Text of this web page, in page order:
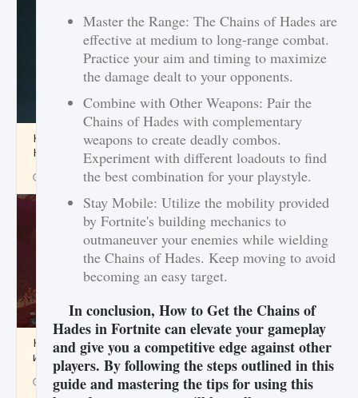
Как проверить статус сервера Delta Force
Hawk Ops
9 августа 2024 1 286 0 0
Как приручить существ джунглей Нари в
игре Creatures of Ava
9 августа 2024 1 218 0 0
Master the Range: The Chains of Hades are
effective at medium to long-range combat.
Practice your aim and timing to maximize
the damage dealt to your opponents.
Combine with Other Weapons: Pair the
Chains of Hades with complementary
weapons to create deadly combos.
Experiment with different loadouts to find
the best combination for your playstyle.
Stay Mobile: Utilize the mobility provided
by Fortnite's building mechanics to
outmaneuver your enemies while wielding
the Chains of Hades. Keep moving to avoid
becoming an easy target.
In conclusion, How to Get the Chains of
Hades in Fortnite can elevate your gameplay
and give you a competitive edge against other
players. By following the steps outlined in this
guide and mastering the tips for using this